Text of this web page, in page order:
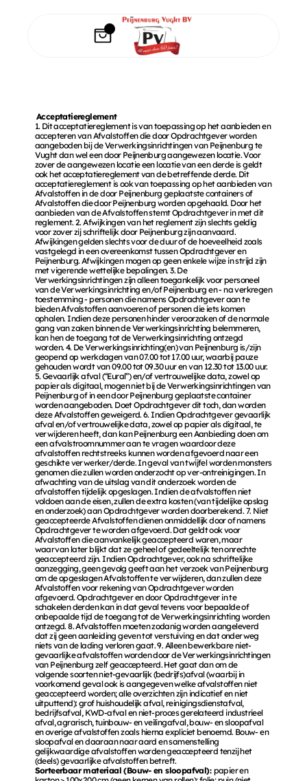
Acceptatiereglement
1. Dit acceptatiereglement is van toepassing op het aanbieden en
accepteren van Afvalstoffen die door Opdrachtgever worden
aangeboden bij de Verwerkingsinrichtingen van Peijnenburg te
Vught dan wel een door Peijnenburg aangewezen locatie. Voor
zover de aangewezen locatie een locatie van een derde is geldt
ook het acceptatiereglement van de betreffende derde. Dit
acceptatiereglement is ook van toepassing op het aanbieden van
Afvalstoffen in de door Peijnenburg geplaatste containers of
Afvalstoffen die door Peijnenburg worden opgehaald. Door het
aanbieden van de Afvalstoffen stemt Opdrachtgever in met dit
reglement. 2. Afwijkingen van het reglement zijn slechts geldig
voor zover zij schriftelijk door Peijnenburg zijn aanvaard.
Afwijkingen gelden slechts voor de duur of de hoeveelheid zoals
vastgelegd in een overeenkomst tussen Opdrachtgever en
Peijnenburg. Afwijkingen mogen op geen enkele wijze in strijd zijn
met vigerende wettelijke bepalingen. 3. De
Verwerkingsinrichtingen zijn alleen toegankelijk voor personeel
van de Verwerkingsinrichting en/of Peijnenburg en - na verkregen
toestemming - personen die namens Opdrachtgever aan te
bieden Afvalstoffen aanvoeren of personen die iets komen
ophalen. Indien deze personen hinder veroorzaken of de normale
gang van zaken binnen de Verwerkingsinrichting belemmeren,
kan hen de toegang tot de Verwerkingsinrichting ontzegd
worden. 4. De Verwerkingsinrichting(en) van Peijnenburg is/zijn
geopend op werkdagen van 07.00 tot 17.00 uur, waarbij pauze
gehouden wordt van 09.00 tot 09.30 uur en van 12.30 tot 13.00 uur.
5. Gevaarlijk afval (“Eural”) en/of vertrouwelijke data, zowel op
papier als digitaal, mogen niet bij de Verwerkingsinrichtingen van
Peijnenburg of in een door Peijnenburg geplaatste container
worden aangeboden. Doet Opdrachtgever dit toch, dan worden
deze Afvalstoffen geweigerd. 6. Indien Opdrachtgever gevaarlijk
afval en/of vertrouwelijke data, zowel op papier als digitaal, te
verwijderen heeft, dan kan Peijnenburg een Aanbieding doen om
een afvalstroomnummer aan te vragen waardoor deze
afvalstoffen rechtstreeks kunnen worden afgevoerd naar een
geschikte verwerker/derde. In geval van twijfel worden monsters
genomen die zullen worden onderzocht op ver-ontreinigingen. In
afwachting van de uitslag van dit onderzoek worden de
afvalstoffen tijdelijk opgeslagen. Indien de afvalstoffen niet
voldoen aan de eisen, zullen de extra kosten (van tijdelijke opslag
en onderzoek) aan Opdrachtgever worden doorberekend. 7. Niet
geaccepteerde Afvalstoffen dienen onmiddellijk door of namens
Opdrachtgever te worden afgevoerd. Dat geldt ook voor
Afvalstoffen die aanvankelijk geaccepteerd waren, maar
waarvan later blijkt dat ze geheel of gedeeltelijk ten onrechte
geaccepteerd zijn. Indien Opdrachtgever, ook na schriftelijke
aanzegging, geen gevolg geeft aan het verzoek van Peijnenburg
om de opgeslagen Afvalstoffen te verwijderen, dan zullen deze
Afvalstoffen voor rekening van Opdrachtgever worden
afgevoerd. Opdrachtgever en door Opdrachtgever in te
schakelen derden kan in dat geval tevens voor bepaalde of
onbepaalde tijd de toegang tot de Verwerkingsinrichting worden
ontzegd. 8. Afvalstoffen moeten zodanig worden aangeleverd
dat zij geen aanleiding geven tot verstuiving en dat onderweg
niets van de lading verloren gaat. 9. Alleen bewerkbare niet-
gevaarlijke afvalstoffen worden door de Verwerkingsinrichtingen
van Peijnenburg zelf geaccepteerd. Het gaat dan om de
volgende soorten niet-gevaarlijk (bedrijfs)afval (waarbij in
voorkomend geval ook is aangegeven welke afvalstoffen niet
geaccepteerd worden; alle overzichten zijn indicatief en niet
uitputtend): grof huishoudelijk afval, reinigingsdienstafval,
bedrijfsafval, KWD-afval en niet-proces gerelateerd industrieel
afval, agrarisch, tuinbouw- en veilingafval, bouw- en sloopafval
en overige afvalstoffen zoals hierna expliciet benoemd. Bouw- en
sloopafval en daaraan naar aard en samenstelling
gelijkwaardige afvalstoffen worden geaccepteerd tenzij het
(deels) gevaarlijke afvalstoffen betreft.
Sorteerbaar materiaal (Bouw- en sloopafval): papier en